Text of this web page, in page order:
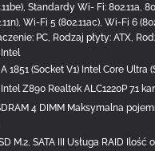
Standardy Wi- Fi: 802.11a,
Wi-Fi 5 (802.11ac), Wi-Fi 6
PC, Rodzaj płyty: ATX,
1851 (Socket V1) Intel Core Ultra
Intel Z890 Realtek ALC1220P 7.1
4 DIMM Maksymalna
M.2, SATA III Usługa RAID Ilość